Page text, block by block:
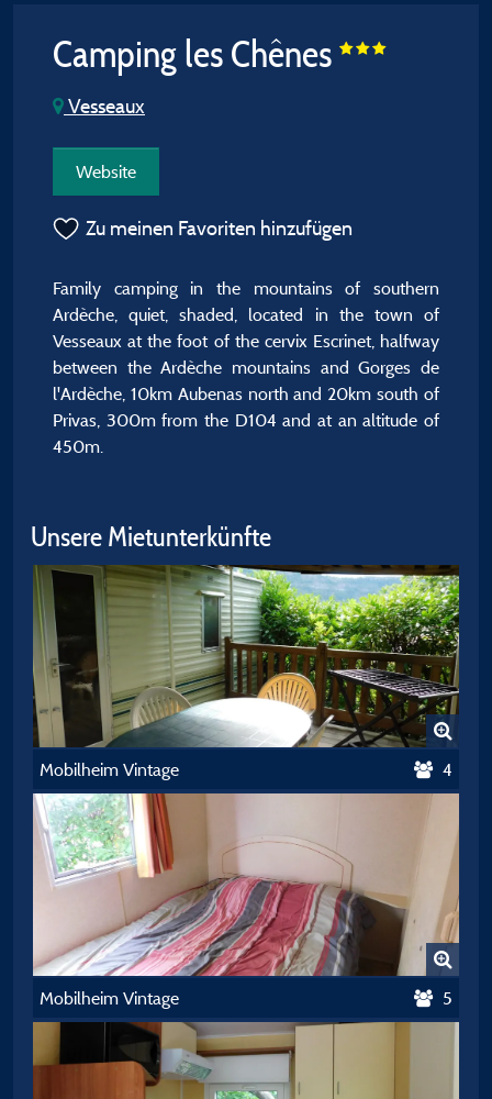
Camping les Chênes
Vesseaux
Website
Zu meinen Favoriten hinzufügen
Family camping in the mountains of southern
Ardèche, quiet, shaded, located in the town of
Vesseaux at the foot of the cervix Escrinet, halfway
between the Ardèche mountains and Gorges de
l'Ardèche, 10km Aubenas north and 20km south of
Privas, 300m from the D104 and at an altitude of
450m.
Unsere Mietunterkünfte
Mobilheim Vintage 4
Mobilheim Vintage 5